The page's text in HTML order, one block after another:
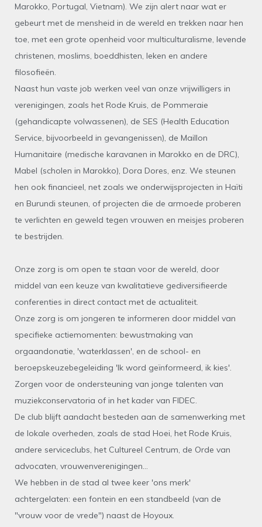
Marokko, Portugal, Vietnam). We zijn alert naar wat er
gebeurt met de mensheid in de wereld en trekken naar hen
toe, met een grote openheid voor multiculturalisme, levende
christenen, moslims, boeddhisten, leken en andere
filosofieën.
Naast hun vaste job werken veel van onze vrijwilligers in
verenigingen, zoals het Rode Kruis, de Pommeraie
(gehandicapte volwassenen), de SES (Health Education
Service, bijvoorbeeld in gevangenissen), de Maillon
Humanitaire (medische karavanen in Marokko en de DRC),
Mabel (scholen in Marokko), Dora Dores, enz. We steunen
hen ook financieel, net zoals we onderwijsprojecten in Haïti
en Burundi steunen, of projecten die de armoede proberen
te verlichten en geweld tegen vrouwen en meisjes proberen
te bestrijden.
Onze zorg is om open te staan voor de wereld, door
middel van een keuze van kwalitatieve gediversifieerde
conferenties in direct contact met de actualiteit.
Onze zorg is om jongeren te informeren door middel van
specifieke actiemomenten: bewustmaking van
orgaandonatie, 'waterklassen', en de school- en
beroepskeuzebegeleiding 'Ik word geïnformeerd, ik kies'.
Zorgen voor de ondersteuning van jonge talenten van
muziekconservatoria of in het kader van FIDEC.
De club blijft aandacht besteden aan de samenwerking met
de lokale overheden, zoals de stad Hoei, het Rode Kruis,
andere serviceclubs, het Cultureel Centrum, de Orde van
advocaten, vrouwenverenigingen...
We hebben in de stad al twee keer 'ons merk'
achtergelaten: een fontein en een standbeeld (van de
"vrouw voor de vrede") naast de Hoyoux.